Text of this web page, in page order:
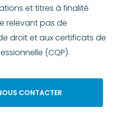
et titres à finalité
relevant pas de
droit et aux certificats de
(CQP).
CONTACTER